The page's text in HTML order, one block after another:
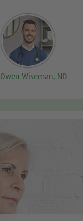
Wiseman, ND